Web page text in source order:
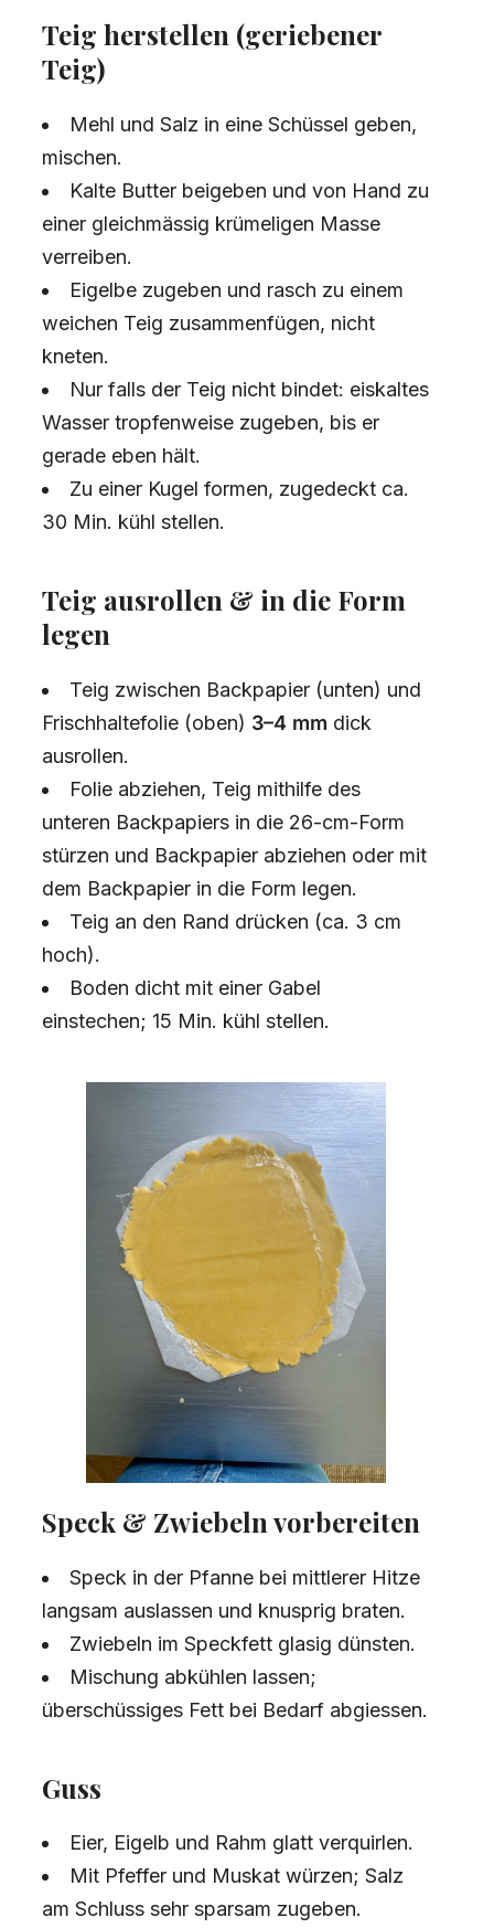
Teig herstellen (geriebener
Teig)
Mehl und Salz in eine Schüssel geben,
mischen.
Kalte Butter beigeben und von Hand zu
einer gleichmässig krümeligen Masse
verreiben.
Eigelbe zugeben und rasch zu einem
weichen Teig zusammenfügen, nicht
kneten.
Nur falls der Teig nicht bindet: eiskaltes
Wasser tropfenweise zugeben, bis er
gerade eben hält.
Zu einer Kugel formen, zugedeckt ca.
30 Min. kühl stellen.
Teig ausrollen & in die Form
legen
Teig zwischen Backpapier (unten) und
Frischhaltefolie (oben) 3–4 mm dick
ausrollen.
Folie abziehen, Teig mithilfe des
unteren Backpapiers in die 26-cm-Form
stürzen und Backpapier abziehen oder mit
dem Backpapier in die Form legen.
Teig an den Rand drücken (ca. 3 cm
hoch).
Boden dicht mit einer Gabel
einstechen; 15 Min. kühl stellen.
Speck & Zwiebeln vorbereiten
Speck in der Pfanne bei mittlerer Hitze
langsam auslassen und knusprig braten.
Zwiebeln im Speckfett glasig dünsten.
Mischung abkühlen lassen;
überschüssiges Fett bei Bedarf abgiessen.
Guss
Eier, Eigelb und Rahm glatt verquirlen.
Mit Pfeffer und Muskat würzen; Salz
am Schluss sehr sparsam zugeben.